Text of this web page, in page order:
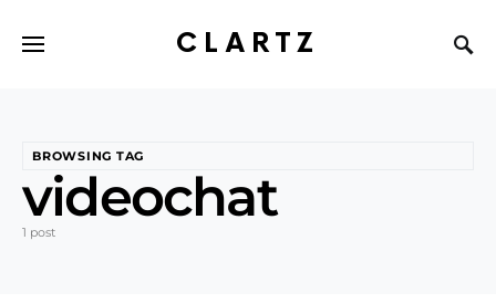
CLARTZ
BROWSING TAG
videochat
1 post